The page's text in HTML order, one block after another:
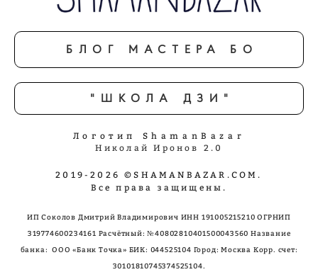
БЛОГ МАСТЕРА БО
"ШКОЛА ДЗИ"
Логотип ShamanBazar
Николай Иронов 2.0
2019-2026 ©SHAMANBAZAR.COM.
Все права защищены.
ИП Соколов Дмитрий Владимирович ИНН 191005215210 ОГРНИП
319774600234161 Расчётный: №40802810401500043560 Название
банка: ООО «Банк Точка» БИК: 044525104 Город: Москва Корр. счет:
30101810745374525104.